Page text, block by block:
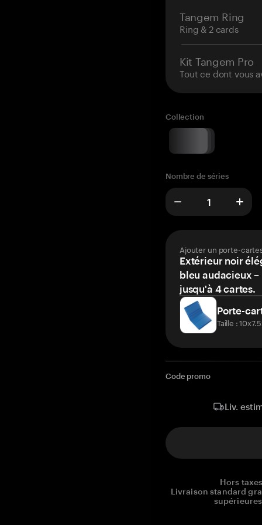
Tangem Ring
Ring & 2 cards
Kit Tangem Pro
Tout ce dont vous
Collection
Nombre de séries
Ajouter un porte-
Extérieur noir
bleu audacieux
jusqu'à 4 cartes.
Porte-
Taille :
Code promo
Liv.
Hors
Livraison standard